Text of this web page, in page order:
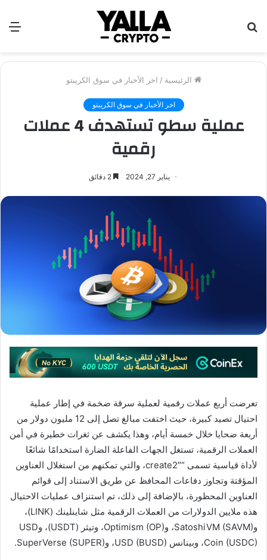
الرئيسية / اخر الأخبار في سوق الكريبتو
اخر الأخبار في سوق الكريبتو
عملية سطو تستهدف 4 عملات
رقمية
يناير 27, 2024 2 دقائق
تعرضت أربع عملات رقمية لعملية سرقة ضخمة في إطار عملية
احتيال تصيد كبيرة، حيث اختفت مبالغ تصل إلى 12 مليون دولار من
أربعة ضحايا خلال خمسة أيام، وهذا يكشف عن ثغرات خطيرة في أمن
العملات الرقمية، تستغل الجهات الفاعلة الضارة استخدامًا شائعًا
لأداة قياسية تسمى “create2″، والتي تمكنهم من استغلال العناوين
المؤقتة وتجاوز دفاعات المحافظ عن طريق الاستناد إلى قوائم
العناوين المحظورة، بالإضافة إلى ذلك، تم استنزاف عمليات الاحتيال
هذه ملايين الدولارات من العملات الرقمية مثل شاينلينك (LINK)،
وSatoshiVM (SAVM)، وOptimism (OP)، وتيثر (USDT)، وUSD
Coin (USDC)، وبينانس USD (BUSD)، وSuperVerse (SUPER).